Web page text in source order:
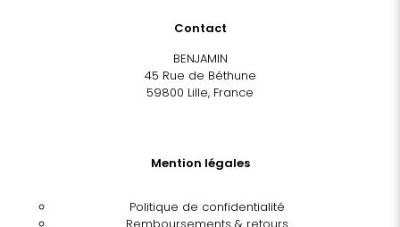
Contact
BENJAMIN
45 Rue de Béthune
59800 Lille, France
Mention légales
Politique de confidentialité
Remboursements & retours